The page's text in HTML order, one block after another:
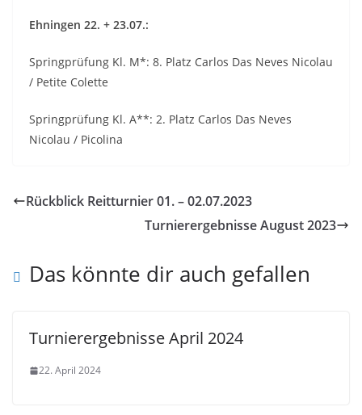
Ehningen 22. + 23.07.:
Springprüfung Kl. M*: 8. Platz Carlos Das Neves Nicolau
/ Petite Colette
Springprüfung Kl. A**: 2. Platz Carlos Das Neves
Nicolau / Picolina
Rückblick Reitturnier 01. – 02.07.2023
Turnierergebnisse August 2023
Das könnte dir auch gefallen
Turnierergebnisse April 2024
22. April 2024